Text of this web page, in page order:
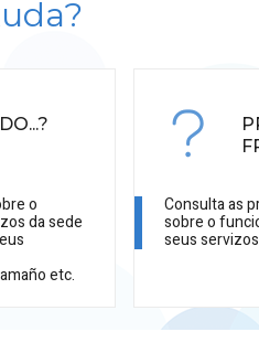
o
da sede
etc.
Consulta as
sobre o
seus servizos